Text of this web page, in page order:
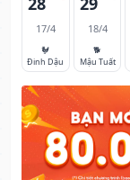
17/4
🐓
Đinh Dậu
18/4
🐕
Mậu Tuất